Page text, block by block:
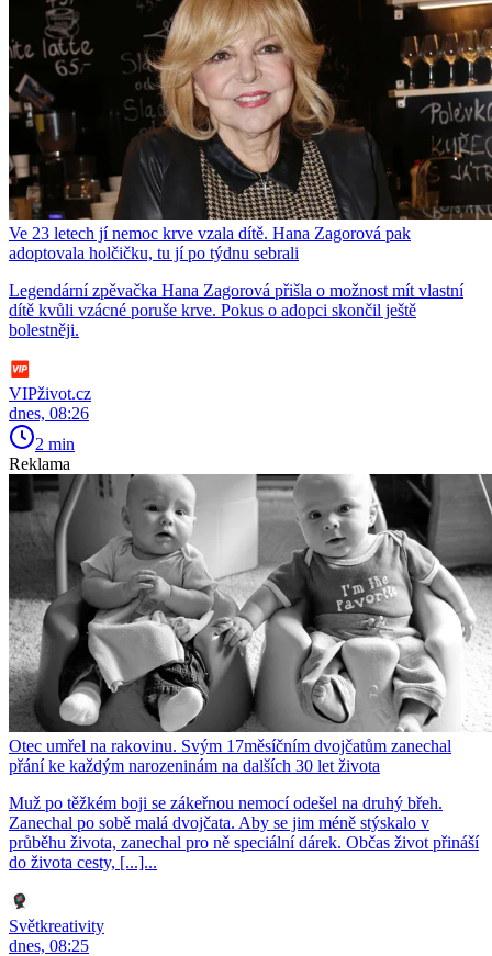
Ve 23 letech jí nemoc krve vzala dítě. Hana Zagorová pak
adoptovala holčičku, tu jí po týdnu sebrali
Legendární zpěvačka Hana Zagorová přišla o možnost mít vlastní
dítě kvůli vzácné poruše krve. Pokus o adopci skončil ještě
bolestněji.
VIPživot.cz
dnes, 08:26
2 min
Reklama
Otec umřel na rakovinu. Svým 17měsíčním dvojčatům zanechal
přání ke každým narozeninám na dalších 30 let života
Muž po těžkém boji se zákeřnou nemocí odešel na druhý břeh.
Zanechal po sobě malá dvojčata. Aby se jim méně stýskalo v
průběhu života, zanechal pro ně speciální dárek. Občas život přináší
do života cesty, [...]...
Světkreativity
dnes, 08:25